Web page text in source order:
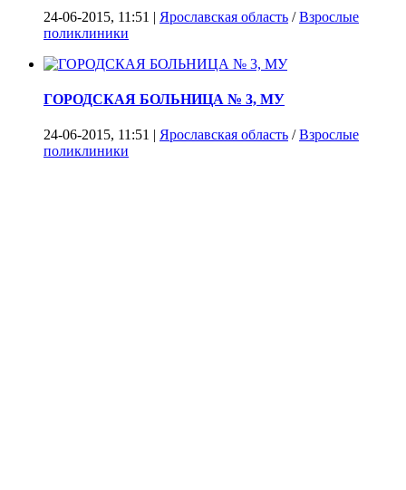
24-06-2015, 11:51 | Ярославская область /Взрослые
поликлиники
ГОРОДСКАЯ БОЛЬНИЦА № 3, МУ
24-06-2015, 11:51 | Ярославская область /Взрослые
поликлиники